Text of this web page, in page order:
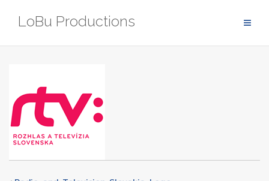
LoBu Productions